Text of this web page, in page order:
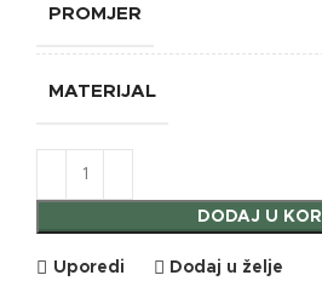
PROMJER
MATERIJAL
DODAJ U
Uporedi Dodaj u želje